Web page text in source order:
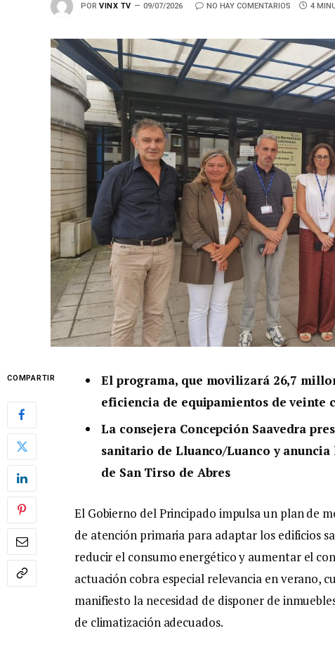
POR VINX TV 09/07/2026 NO HAY COMENTARIOS 4
COMPARTIR
El programa, que movilizará 26,7
eficiencia de equipamientos de veinte
La consejera Concepción Saavedra
sanitario de Lluanco/Luanco y
de San Tirso de Abres
El Gobierno del Principado impulsa un plan de
de atención primaria para adaptar los edificios
reducir el consumo energético y aumentar el
actuación cobra especial relevancia en verano,
manifiesto la necesidad de disponer de
de climatización adecuados.